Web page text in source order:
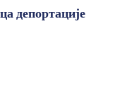
депортације